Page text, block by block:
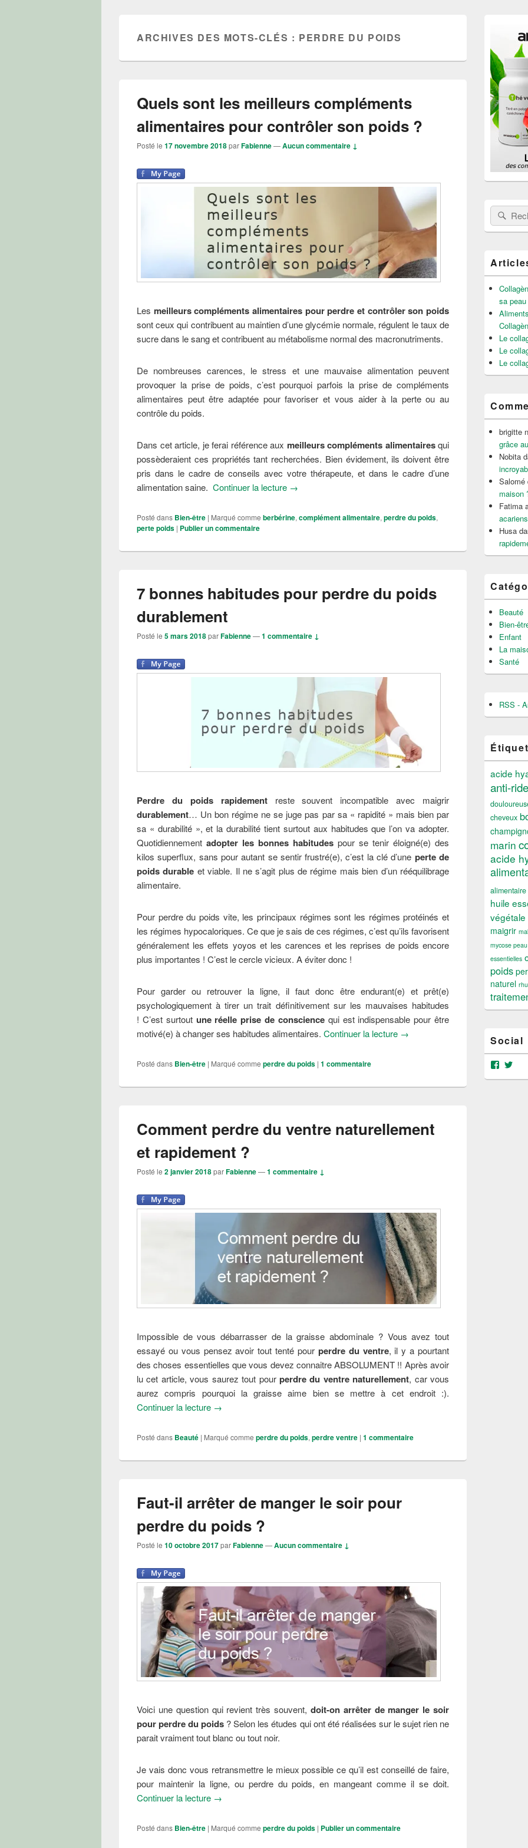
ARCHIVES DES MOTS-CLÉS : PERDRE DU POIDS
Quels sont les meilleurs compléments
alimentaires pour contrôler son poids ?
Posté le 17 novembre 2018parFabienne—Aucun commentaire ↓
Les meilleurs compléments alimentaires pour perdre et contrôler son poids
sont ceux qui contribuent au maintien d’une glycémie normale, régulent le taux de
sucre dans le sang et contribuent au métabolisme normal des macronutriments.
De nombreuses carences, le stress et une mauvaise alimentation peuvent
provoquer la prise de poids, c’est pourquoi parfois la prise de compléments
alimentaires peut être adaptée pour favoriser et vous aider à la perte ou au
contrôle du poids.
Dans cet article, je ferai référence aux meilleurs compléments alimentairesqui
possèderaient ces propriétés tant recherchées. Bien évidement, ils doivent être
pris dans le cadre de conseils avec votre thérapeute, et dans le cadre d’une
alimentation saine. Continuer la lecture Quels sont les meilleurs compléments alimentaires pour
→
Posté dans Bien-être | Marqué comme berbérine, complément alimentaire, perdre du poids,
perte poids | Publier un commentaire
7 bonnes habitudes pour perdre du poids
durablement
Posté le 5 mars 2018parFabienne—1 commentaire ↓
Perdre du poids rapidementreste souvent incompatible avec maigrir
durablement… Un bon régime ne se juge pas par sa « rapidité » mais bien par
sa « durabilité », et la durabilité tient surtout aux habitudes que l’on va adopter.
Quotidiennement adopter les bonnes habitudes pour se tenir éloigné(e) des
kilos superflux, sans pour autant se sentir frustré(e), c’est la clé d’une perte de
poids durable et viable. Il ne s’agit plus de régime mais bien d’un rééquilibrage
alimentaire.
Pour perdre du poids vite, les principaux régimes sont les régimes protéinés et
les régimes hypocaloriques. Ce que je sais de ces régimes, c’est qu’ils favorisent
généralement les effets yoyos et les carences et les reprises de poids encore
plus importantes ! C’est le cercle vicieux. A éviter donc !
Pour garder ou retrouver la ligne, il faut donc être endurant(e) et prêt(e)
psychologiquement à tirer un trait définitivement sur les mauvaises habitudes
! C’est surtout une réelle prise de consciencequi est indispensable pour être
motivé(e) à changer ses habitudes alimentaires. Continuer la lecture 7 bonnes habitudes pour perdre
→
Posté dans Bien-être | Marqué comme perdre du poids | 1 commentaire
Comment perdre du ventre naturellement
et rapidement ?
Posté le 2 janvier 2018parFabienne—1 commentaire ↓
Impossible de vous débarrasser de la graisse abdominale ? Vous avez tout
essayé ou vous pensez avoir tout tenté pour perdre du ventre, il y a pourtant
des choses essentielles que vous devez connaitre ABSOLUMENT !! Après avoir
lu cet article, vous saurez tout pour perdre du ventre naturellement, car vous
aurez compris pourquoi la graisse aime bien se mettre à cet endroit :).
Continuer la lecture Comment perdre du ventre naturellement et rapidement ?
→
Posté dans Beauté | Marqué comme perdre du poids, perdre ventre | 1 commentaire
Faut-il arrêter de manger le soir pour
perdre du poids ?
Posté le 10 octobre 2017parFabienne—Aucun commentaire ↓
Voici une question qui revient très souvent, doit-on arrêter de manger le soir
pour perdre du poids ? Selon les études qui ont été réalisées sur le sujet rien ne
parait vraiment tout blanc ou tout noir.
Je vais donc vous retransmettre le mieux possible ce qu’il est conseillé de faire,
pour maintenir la ligne, ou perdre du poids, en mangeant comme il se doit.
Continuer la lecture Faut-il arrêter de manger le soir pour perdre du poids ?
→
Posté dans Bien-être | Marqué comme perdre du poids | Publier un commentaire
widget
pour
barre
latérale
Rechercher :
sa peau
Le
Le
Le
brigitte
grâce
Nobita
Salomé
maison
Fatima
Husa
Beauté
Bien-
Enfant
La
Santé
RSS -
acide
anti-
cheveux
marin
acide
alimentaire
huile
végétale
maigrir
mycose peau
essentielles
poids
naturel
Social
Voir
profil
Voir